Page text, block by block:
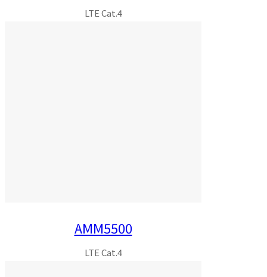
LTE Cat.4
AMM5500
LTE Cat.4